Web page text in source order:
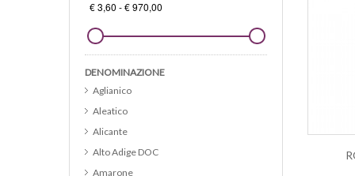
DENOMINAZIONE
Aglianico
Aleatico
Alicante
Alto Adige DOC
Amarone